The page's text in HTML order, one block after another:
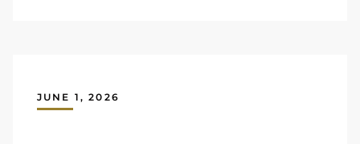
JUNE 1, 2026